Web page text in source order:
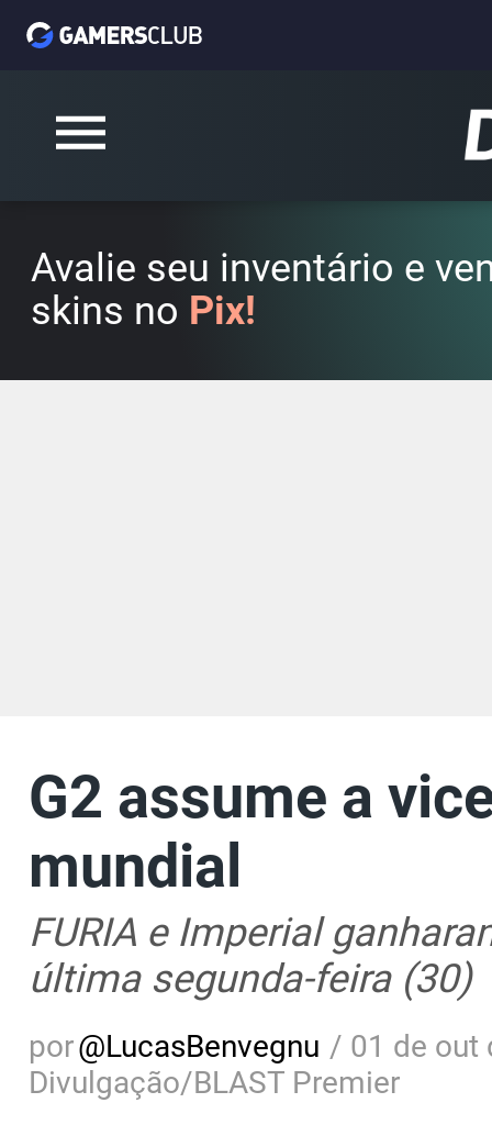
Avalie seu inventário e
skins no Pix!
G2 assume a
mundial
FURIA e Imperial
última segunda-feira (30)
por@LucasBenvegnu / 01 de out
Divulgação/BLAST Premier